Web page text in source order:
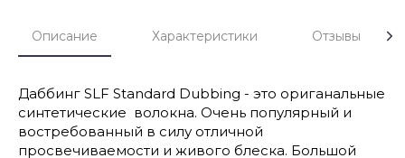
Описание Характеристики Отзывы
Даббинг SLF Standard Dubbing - это ориганальные
синтетические волокна. Очень популярный и
востребованный в силу отличной
просвечиваемости и живого блеска. Большой